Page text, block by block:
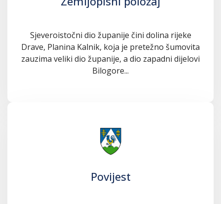
Sjeveroistočni dio županije čini dolina rijeke
Drave, Planina Kalnik, koja je pretežno šumovita
zauzima veliki dio županije, a dio zapadni dijelovi
Bilogore...
Povijest